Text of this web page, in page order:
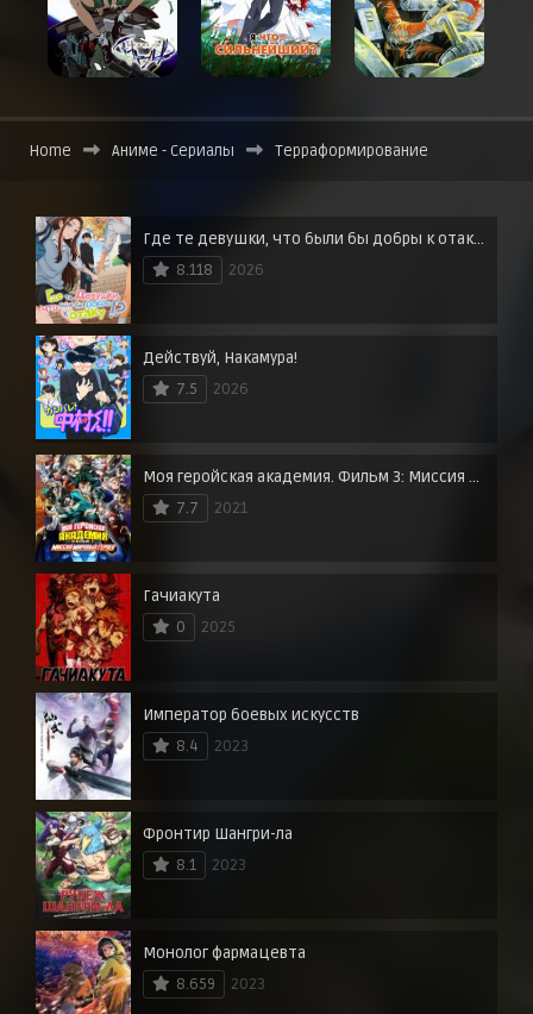
Home Аниме - Сериалы Терраформирование
Где те девушки, что были бы добры к отаку?
8.118
2026
Действуй, Накамура!
7.5
2026
Моя геройская академия. Фильм 3: Миссия мировых героев
7.7
2021
Гачиакута
0
2025
Император боевых искусств
8.4
2023
Фронтир Шангри-ла
8.1
2023
Монолог фармацевта
8.659
2023